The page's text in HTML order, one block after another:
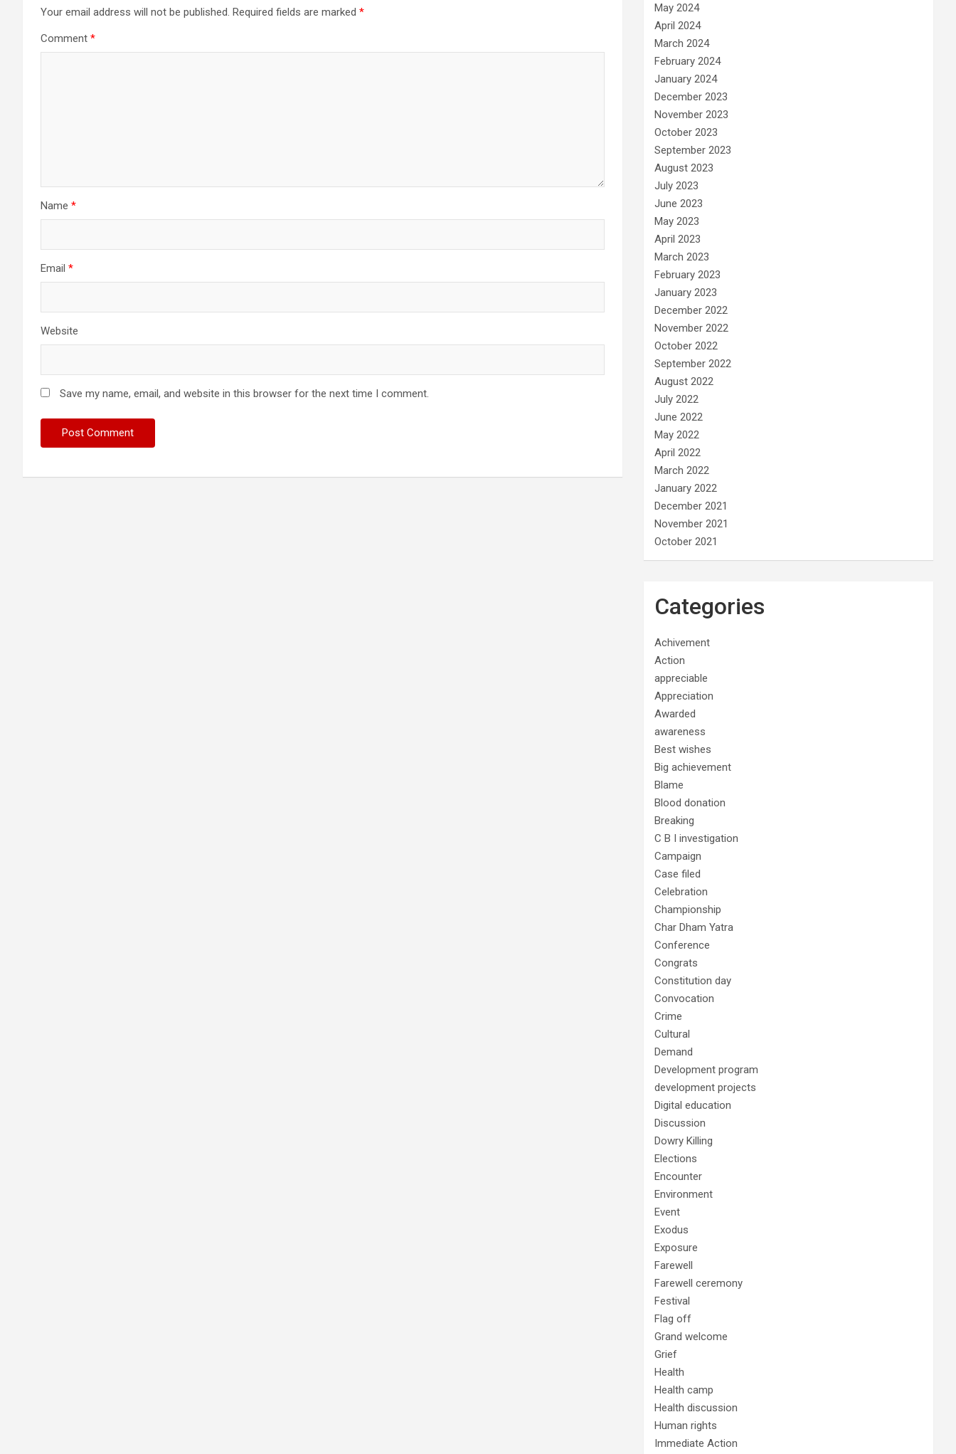
Your email address will not be published. Required fields are marked *
Comment *
Name *
Email *
Website
Save my name, email, and website in this browser for the next time I comment.
May 2024
April 2024
March 2024
February 2024
January 2024
December 2023
November 2023
October 2023
September 2023
August 2023
July 2023
June 2023
May 2023
April 2023
March 2023
February 2023
January 2023
December 2022
November 2022
October 2022
September 2022
August 2022
July 2022
June 2022
May 2022
April 2022
March 2022
January 2022
December 2021
November 2021
October 2021
Categories
Achivement
Action
appreciable
Appreciation
Awarded
awareness
Best wishes
Big achievement
Blame
Blood donation
Breaking
C B I investigation
Campaign
Case filed
Celebration
Championship
Char Dham Yatra
Conference
Congrats
Constitution day
Convocation
Crime
Cultural
Demand
Development program
development projects
Digital education
Discussion
Dowry Killing
Elections
Encounter
Environment
Event
Exodus
Exposure
Farewell
Farewell ceremony
Festival
Flag off
Grand welcome
Grief
Health
Health camp
Health discussion
Human rights
Immediate Action